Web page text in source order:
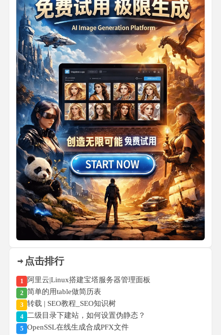
点击排行
1 阿里云|Linux搭建宝塔服务器管理面板
2 简单的用table做简历表
3 转载 | SEO教程_SEO知识树
4 二级目录下建站，如何设置伪静态？
5 OpenSSL在线生成合成PFX文件